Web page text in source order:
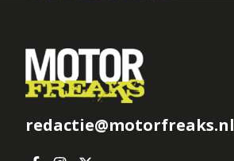
redactie@motorfreaks.nl